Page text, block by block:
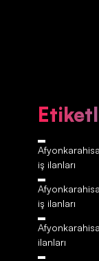
iş ilanları
iş ilanları
ilanları